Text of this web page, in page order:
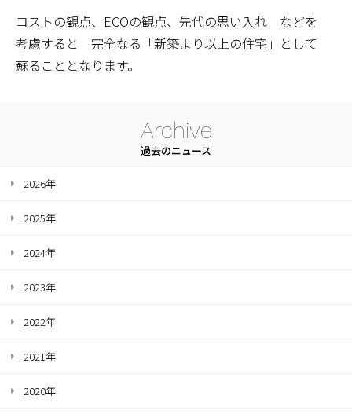
コストの観点、ECOの観点、先代の思い入れ などを
考慮すると 完全なる「新築より以上の住宅」として
蘇ることとなります。
Archive
過去のニュース
2026年
2025年
2024年
2023年
2022年
2021年
2020年